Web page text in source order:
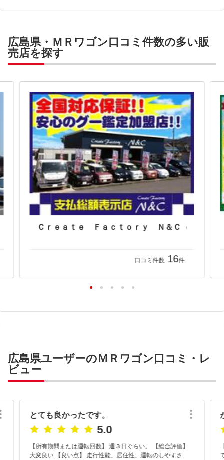
広島県・ＭＲワゴン口コミ件数の多い販
売店を探す
口コミ件数 16件
広島県ユーザーのＭＲワゴン口コミ・レ
ビュー
とても良かったです。
5.0
【所有期間または運転回数】 週３日ぐらい。 【総合評価】
大変良い 【良い点】 走行性能、居住性、運転のしやすさ